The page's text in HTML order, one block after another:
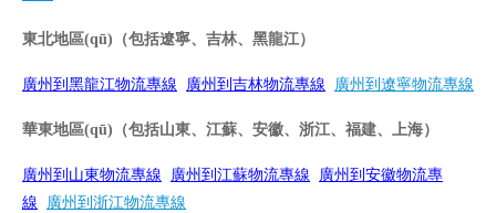
東北地區(qū)（包括遼寧、吉林、黑龍江）
廣州到黑龍江物流專線 廣州到吉林物流專線 廣州到遼寧物流專線
華東地區(qū)（包括山東、江蘇、安徽、浙江、福建、上海）
廣州到山東物流專線 廣州到江蘇物流專線
廣州到安徽物流專
線
廣州到浙江物流專線